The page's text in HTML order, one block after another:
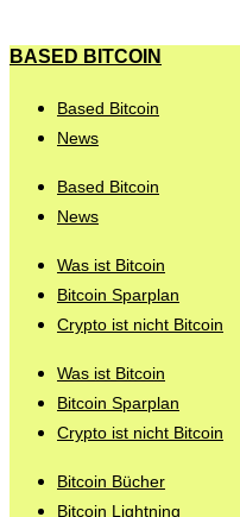
BASED BITCOIN
Based Bitcoin
News
Based Bitcoin
News
Was ist Bitcoin
Bitcoin Sparplan
Crypto ist nicht Bitcoin
Was ist Bitcoin
Bitcoin Sparplan
Crypto ist nicht Bitcoin
Bitcoin Bücher
Bitcoin Lightning